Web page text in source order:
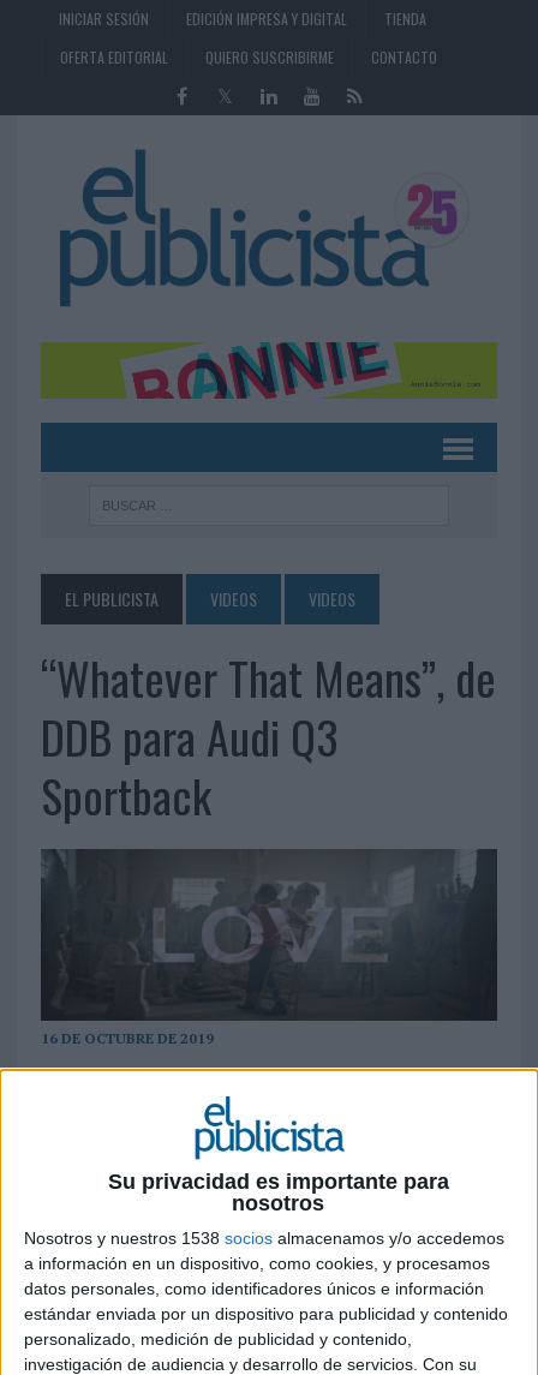
Su privacidad es importante para
nosotros
Nosotros y nuestros 1538 socios almacenamos y/o accedemos
a información en un dispositivo, como cookies, y procesamos
datos personales, como identificadores únicos e información
estándar enviada por un dispositivo para publicidad y contenido
personalizado, medición de publicidad y contenido,
investigación de audiencia y desarrollo de servicios. Con su
INICIAR SESIÓN EDICIÓN IMPRESA Y DIGITAL
TIENDA
OFERTA EDITORIAL
QUIERO SUSCRIBIRME CONTACTO
EL PUBLICISTA VIDEOS VIDEOS
“Whatever That Means”, de
DDB para Audi Q3
Sportback
16 DE OCTUBRE DE 2019
Ficha técnica “Whatever That Means”
Anunciante: Audi AG
Marca: Audi
Producto: Audi Q3 Sportback
Contactos del anunciante: Felicitas Nogly /